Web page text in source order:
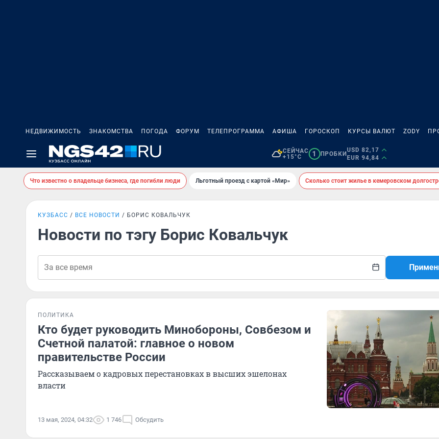
НЕДВИЖИМОСТЬ ЗНАКОМСТВА ПОГОДА ФОРУМ ТЕЛЕПРОГРАММА АФИША ГОРОСКОП КУРСЫ ВАЛЮТ ZODY
СЕЙЧАС
+15°C
1 ПРОБКИ
USD 82,17
EUR 94,84
Что известно о владельце бизнеса, где погибли люди Льготный проезд с картой «Мир» Сколько стоит жилье в кемеровском
КУЗБАСС ВСЕ НОВОСТИ БОРИС КОВАЛЬЧУК
Новости по тэгу Борис Ковальчук
ПОЛИТИКА
Кто будет руководить Минобороны, Совбезом и
Счетной палатой: главное о новом
правительстве России
Рассказываем о кадровых перестановках в высших эшелонах
власти
13 мая, 2024, 04:32 1 746 Обсудить